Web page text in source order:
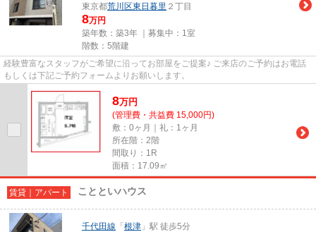
東京都荒川区東日暮里 ２丁目
8万円
築年数：築3年 ｜募集中： 1室
階数：5階建
経験豊富なスタッフがご希望に沿ってお部屋をご提案♪ ご来店のご予約はお電話
もしくは下記ご予約フォームよりお願いします。
8万円
(管理費・共益費 15,000円)
敷：0ヶ月｜礼：1ヶ月
所在階：2階
間取り：1R
面積：17.09㎡
賃貸｜アパート ことといハウス
千代田線 「 根津 」駅 徒歩5分